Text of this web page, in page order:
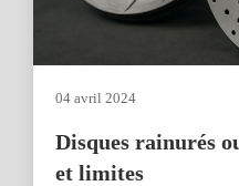
04 avril 2024
Disques rainurés
et limites